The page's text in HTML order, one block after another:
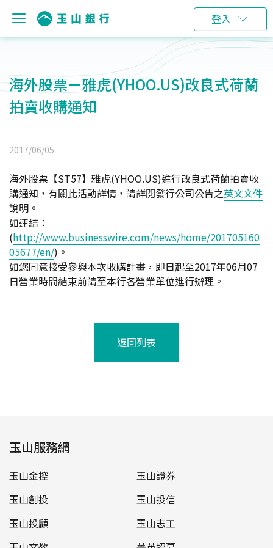
登入
海外股票－雅虎(YHOO.US)改良式荷蘭
拍賣收購通知
2017/06/05
海外股票【ST57】雅虎(YHOO.US)進行改良式荷蘭拍賣收
購通知，有關此活動詳情，請詳閱發行公司公告之英文文件
說明。
如連結：
(http://www.businesswire.com/news/home/201705160
05677/en/)。
如您同意接受參與本次收購計畫，即日起至2017年06月07
日營業時間結束前請至本行各營業單位進行辦理。
返回列表
玉山服務網
玉山金控
玉山證券
玉山創投
玉山投信
玉山投顧
玉山志工